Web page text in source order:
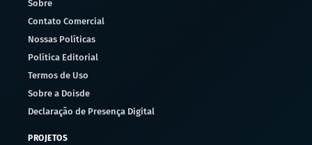
Sobre
Contato Comercial
Nossas Políticas
Política Editorial
Termos de Uso
Sobre a Doisde
Declaração de Presença Digital
PROJETOS